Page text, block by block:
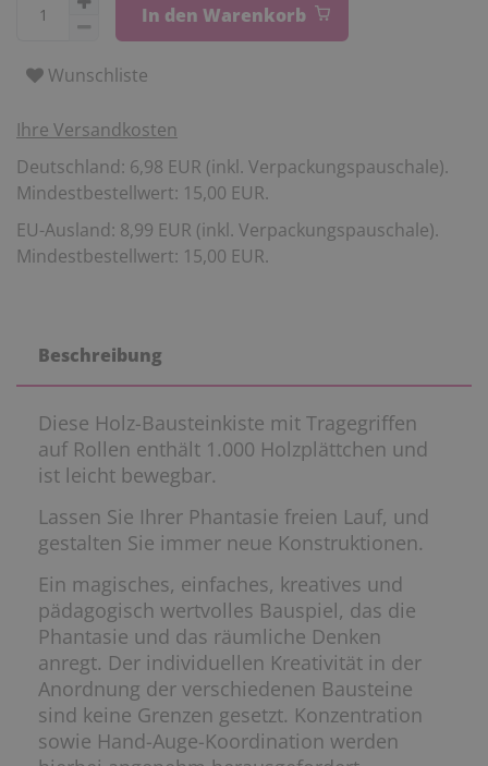
In den Warenkorb
Wunschliste
Ihre Versandkosten
Deutschland: 6,98 EUR (inkl. Verpackungspauschale).
Mindestbestellwert: 15,00 EUR.
EU-Ausland: 8,99 EUR (inkl. Verpackungspauschale).
Mindestbestellwert: 15,00 EUR.
Beschreibung
Diese Holz-Bausteinkiste mit Tragegriffen
auf Rollen enthält 1.000 Holzplättchen und
ist leicht bewegbar.
Lassen Sie Ihrer Phantasie freien Lauf, und
gestalten Sie immer neue Konstruktionen.
Ein magisches, einfaches, kreatives und
pädagogisch wertvolles Bauspiel, das die
Phantasie und das räumliche Denken
anregt. Der individuellen Kreativität in der
Anordnung der verschiedenen Bausteine
sind keine Grenzen gesetzt. Konzentration
sowie Hand-Auge-Koordination werden